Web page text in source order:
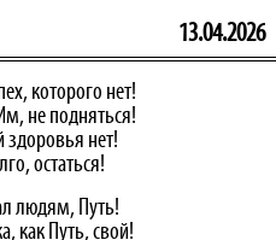
13.04.2026
которого нет!
не подняться!
здоровья нет!
остаться!
людям, Путь!
как Путь, свой!